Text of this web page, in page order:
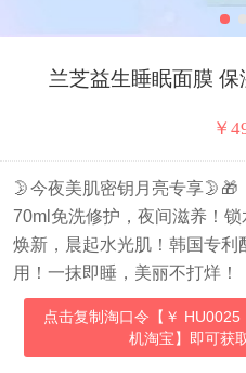
兰芝益生睡眠面膜
￥
🌛今夜美肌密钥月亮专享🌛🎁
70ml免洗修护，夜间滋养！
焕新，晨起水光肌！韩国专
用！一抹即睡，美丽不打烊！
点击复制淘口令【￥
机淘宝】即可获